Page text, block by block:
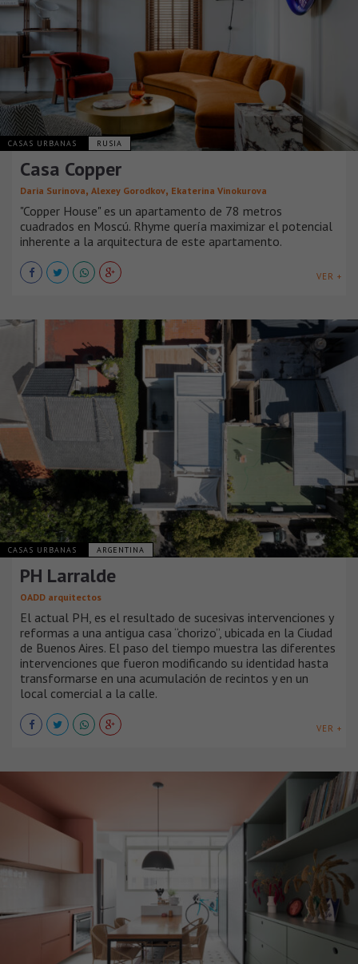
CASAS URBANAS RUSIA
Casa Copper
Daria Surinova, Alexey Gorodkov, Ekaterina Vinokurovа
"Copper House" es un apartamento de 78 metros
cuadrados en Moscú. Rhyme quería maximizar el potencial
inherente a la arquitectura de este apartamento.
VER +
CASAS URBANAS ARGENTINA
PH Larralde
OADD arquitectos
El actual PH, es el resultado de sucesivas intervenciones y
reformas a una antigua casa “chorizo”, ubicada en la Ciudad
de Buenos Aires. El paso del tiempo muestra las diferentes
intervenciones que fueron modificando su identidad hasta
transformarse en una acumulación de recintos y en un
local comercial a la calle.
VER +